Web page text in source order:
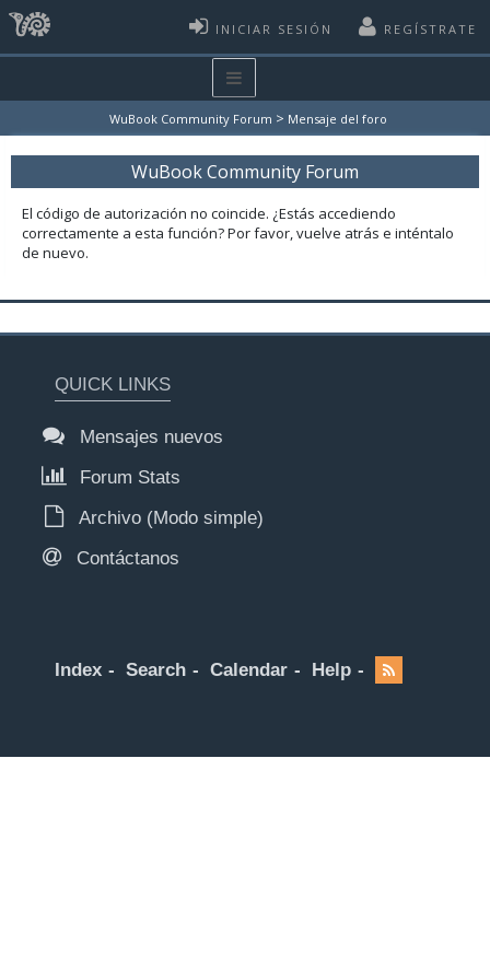
INICIAR SESIÓN REGÍSTRATE
WuBook Community Forum > Mensaje del foro
WuBook Community Forum
El código de autorización no coincide. ¿Estás accediendo
correctamente a esta función? Por favor, vuelve atrás e inténtalo
de nuevo.
QUICK LINKS
Mensajes nuevos
Forum Stats
Archivo (Modo simple)
Contáctanos
Index Search Calendar Help